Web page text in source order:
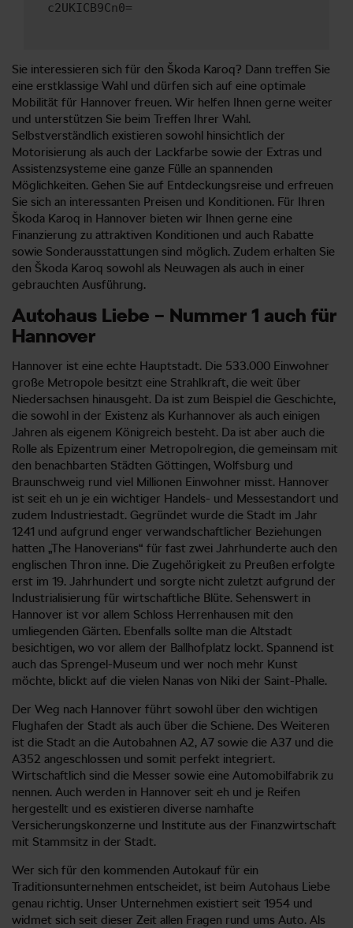
c2UKICB9Cn0=
Sie interessieren sich für den Škoda Karoq? Dann treffen Sie
eine erstklassige Wahl und dürfen sich auf eine optimale
Mobilität für Hannover freuen. Wir helfen Ihnen gerne weiter
und unterstützen Sie beim Treffen Ihrer Wahl.
Selbstverständlich existieren sowohl hinsichtlich der
Motorisierung als auch der Lackfarbe sowie der Extras und
Assistenzsysteme eine ganze Fülle an spannenden
Möglichkeiten. Gehen Sie auf Entdeckungsreise und erfreuen
Sie sich an interessanten Preisen und Konditionen. Für Ihren
Škoda Karoq in Hannover bieten wir Ihnen gerne eine
Finanzierung zu attraktiven Konditionen und auch Rabatte
sowie Sonderausstattungen sind möglich. Zudem erhalten Sie
den Škoda Karoq sowohl als Neuwagen als auch in einer
gebrauchten Ausführung.
Autohaus Liebe – Nummer 1 auch für
Hannover
Hannover ist eine echte Hauptstadt. Die 533.000 Einwohner
große Metropole besitzt eine Strahlkraft, die weit über
Niedersachsen hinausgeht. Da ist zum Beispiel die Geschichte,
die sowohl in der Existenz als Kurhannover als auch einigen
Jahren als eigenem Königreich besteht. Da ist aber auch die
Rolle als Epizentrum einer Metropolregion, die gemeinsam mit
den benachbarten Städten Göttingen, Wolfsburg und
Braunschweig rund viel Millionen Einwohner misst. Hannover
ist seit eh un je ein wichtiger Handels- und Messestandort und
zudem Industriestadt. Gegründet wurde die Stadt im Jahr
1241 und aufgrund enger verwandschaftlicher Beziehungen
hatten „The Hanoverians“ für fast zwei Jahrhunderte auch den
englischen Thron inne. Die Zugehörigkeit zu Preußen erfolgte
erst im 19. Jahrhundert und sorgte nicht zuletzt aufgrund der
Industrialisierung für wirtschaftliche Blüte. Sehenswert in
Hannover ist vor allem Schloss Herrenhausen mit den
umliegenden Gärten. Ebenfalls sollte man die Altstadt
besichtigen, wo vor allem der Ballhofplatz lockt. Spannend ist
auch das Sprengel-Museum und wer noch mehr Kunst
möchte, blickt auf die vielen Nanas von Niki der Saint-Phalle.
Der Weg nach Hannover führt sowohl über den wichtigen
Flughafen der Stadt als auch über die Schiene. Des Weiteren
ist die Stadt an die Autobahnen A2, A7 sowie die A37 und die
A352 angeschlossen und somit perfekt integriert.
Wirtschaftlich sind die Messer sowie eine Automobilfabrik zu
nennen. Auch werden in Hannover seit eh und je Reifen
hergestellt und es existieren diverse namhafte
Versicherungskonzerne und Institute aus der Finanzwirtschaft
mit Stammsitz in der Stadt.
Wer sich für den kommenden Autokauf für ein
Traditionsunternehmen entscheidet, ist beim Autohaus Liebe
genau richtig. Unser Unternehmen existiert seit 1954 und
widmet sich seit dieser Zeit allen Fragen rund ums Auto. Als